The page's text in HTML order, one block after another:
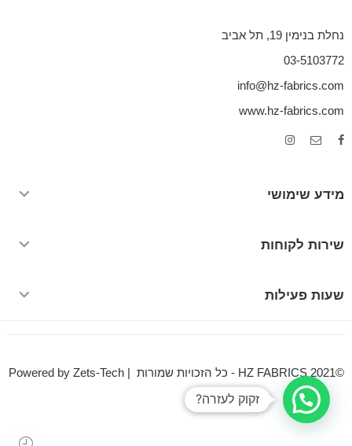
נחלת בנימין 19, תל אביב
03-5103772
info@hz-fabrics.com
www.hz-fabrics.com
מידע שימושי
שירות לקוחות
שעות פעילות
©HZ FABRICS 2021 - כל הזכויות שמורות | Powered by Zets-Tech
זקוק לעזרה?